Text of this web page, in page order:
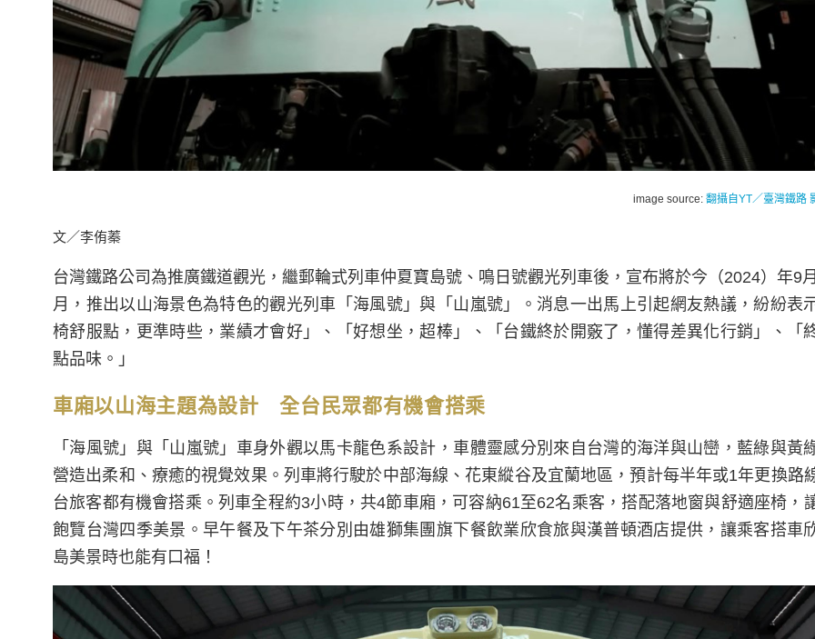
image source: 翻攝自YT／臺灣鐵路
文／李侑蓁
台灣鐵路公司為推廣鐵道觀光，繼郵輪式列車仲夏寶島號、鳴日號觀光列車後，宣布將於今（2024）年9
月，推出以山海景色為特色的觀光列車「海風號」與「山嵐號」。消息一出馬上引起網友熱議，紛紛表
椅舒服點，更準時些，業績才會好」、「好想坐，超棒」、「台鐵終於開竅了，懂得差異化行銷」、「
點品味。」
車廂以山海主題為設計 全台民眾都有機會搭乘
「海風號」與「山嵐號」車身外觀以馬卡龍色系設計，車體靈感分別來自台灣的海洋與山巒，藍綠與黃
營造出柔和、療癒的視覺效果。列車將行駛於中部海線、花東縱谷及宜蘭地區，預計每半年或1年更換路
台旅客都有機會搭乘。列車全程約3小時，共4節車廂，可容納61至62名乘客，搭配落地窗與舒適座椅，
飽覽台灣四季美景。早午餐及下午茶分別由雄獅集團旗下餐飲業欣食旅與漢普頓酒店提供，讓乘客搭車
島美景時也能有口福！